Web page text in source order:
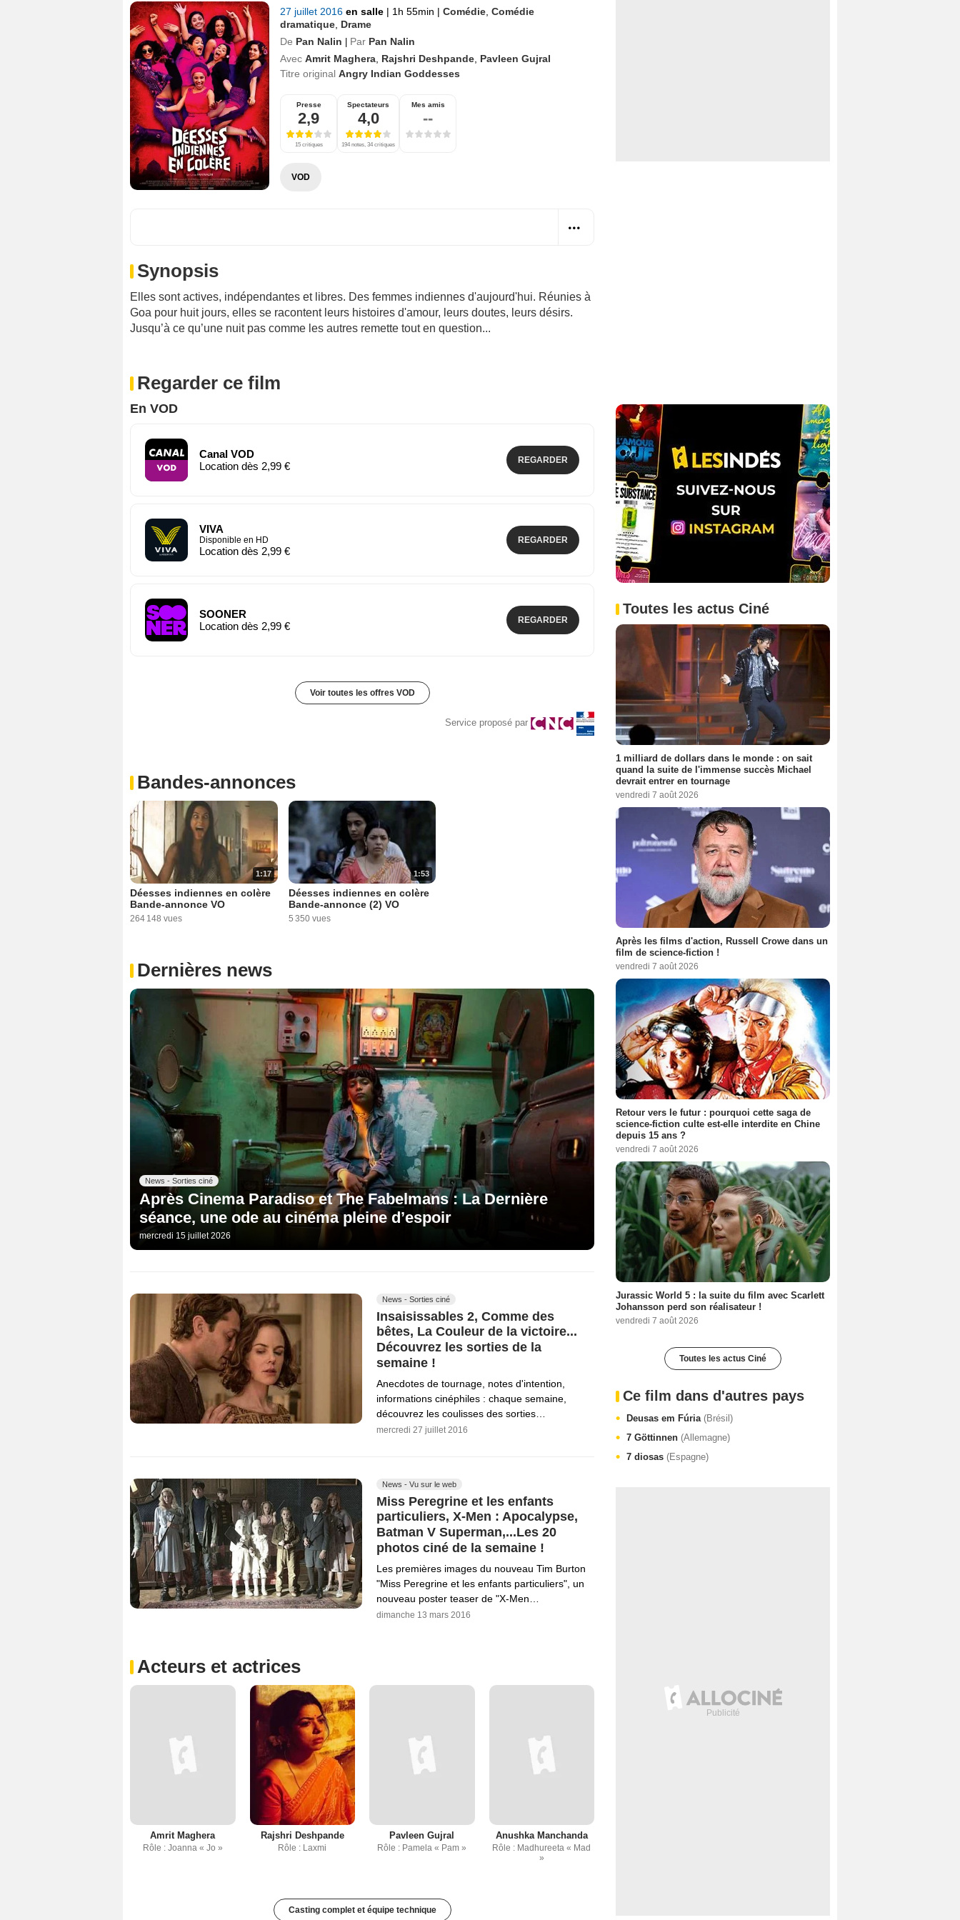
27 juillet 2016 en salle | 1h 55min | Comédie Comédie
dramatique Drame
De Pan Nalin | Par Pan Nalin
Avec Amrit Maghera Rajshri Deshpande Pavleen Gujral
Titre original Angry Indian Goddesses
Presse
2,9
15 critiques
Spectateurs
4,0
194 notes, 34 critiques
Mes amis
--
VOD
Synopsis
Elles sont actives, indépendantes et libres. Des femmes indiennes d'aujourd'hui. Réunies à
Goa pour huit jours, elles se racontent leurs histoires d'amour, leurs doutes, leurs désirs.
Jusqu’à ce qu’une nuit pas comme les autres remette tout en question...
Regarder ce film
En VOD
Canal VOD
Location dès 2,99 €
REGARDER
VIVA
Disponible en HD
Location dès 2,99 €
REGARDER
SOONER
Location dès 2,99 €
REGARDER
Voir toutes les offres VOD
Service proposé par
Bandes-annonces
1:17
Déesses indiennes en colère
Bande-annonce VO
264 148 vues
1:53
Déesses indiennes en colère
Bande-annonce (2) VO
5 350 vues
Dernières news
News - Sorties ciné
Après Cinema Paradiso et The Fabelmans : La Dernière
séance, une ode au cinéma pleine d’espoir
mercredi 15 juillet 2026
News - Sorties ciné
Insaisissables 2, Comme des
bêtes, La Couleur de la victoire...
Découvrez les sorties de la
semaine !
Anecdotes de tournage, notes d'intention,
informations cinéphiles : chaque semaine,
découvrez les coulisses des sorties…
mercredi 27 juillet 2016
News - Vu sur le web
Miss Peregrine et les enfants
particuliers, X-Men : Apocalypse,
Batman V Superman,...Les 20
photos ciné de la semaine !
Les premières images du nouveau Tim Burton
"Miss Peregrine et les enfants particuliers", un
nouveau poster teaser de "X-Men…
dimanche 13 mars 2016
Acteurs et actrices
Amrit Maghera
Rôle : Joanna « Jo »
Rajshri Deshpande
Rôle : Laxmi
Pavleen Gujral
Rôle : Pamela « Pam »
Anushka Manchanda
Rôle : Madhureeta « Mad
»
Casting complet et équipe technique
Toutes les actus Ciné
1 milliard de dollars dans le monde : on sait
quand la suite de l'immense succès Michael
devrait entrer en tournage
vendredi 7 août 2026
Après les films d'action, Russell Crowe dans un
film de science-fiction !
vendredi 7 août 2026
Retour vers le futur : pourquoi cette saga de
science-fiction culte est-elle interdite en Chine
depuis 15 ans ?
vendredi 7 août 2026
Jurassic World 5 : la suite du film avec Scarlett
Johansson perd son réalisateur !
vendredi 7 août 2026
Toutes les actus Ciné
Ce film dans d'autres pays
Deusas em Fúria (Brésil)
7 Göttinnen (Allemagne)
7 diosas (Espagne)